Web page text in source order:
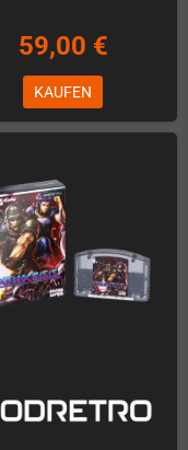
59,00 €
KAUFEN